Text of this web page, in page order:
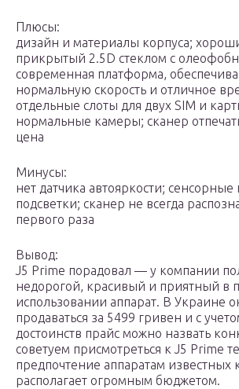
Плюсы:
дизайн и материалы корпуса;
прикрытый 2.5D стеклом с
современная платформа,
нормальную скорость и отличное
отдельные слоты для двух SIM и
нормальные камеры; сканер
цена
Минусы:
нет датчика автояркости;
подсветки; сканер не всегда
первого раза
Вывод:
J5 Prime порадовал — у компании
недорогой, красивый и приятный в
использовании аппарат. В Украине
продаваться за 5499 гривен и с
достоинств прайс можно назвать
советуем присмотреться к J5 Prime
предпочтение аппаратам известных
располагает огромным бюджетом.